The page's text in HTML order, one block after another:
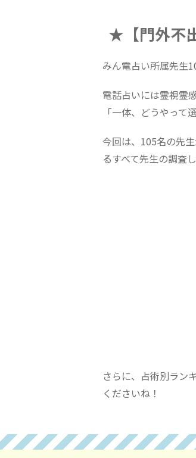
★【門外不
みん電占い所属先生
電話占いには霊視霊
「一体、どうやって
今回は、105名の先
るすべて先生の調査
さらに、占術別ラン
くださいね！